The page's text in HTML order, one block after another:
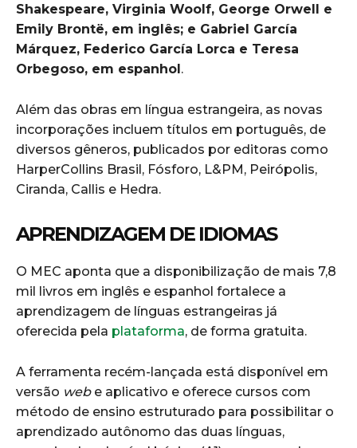
Shakespeare, Virginia Woolf, George Orwell e
Emily Brontë, em inglês; e Gabriel García
Márquez, Federico García Lorca e Teresa
Orbegoso, em espanhol.
Além das obras em língua estrangeira, as novas
incorporações incluem títulos em português, de
diversos gêneros, publicados por editoras como
HarperCollins Brasil, Fósforo, L&PM, Peirópolis,
Ciranda, Callis e Hedra.
APRENDIZAGEM DE IDIOMAS
O MEC aponta que a disponibilização de mais 7,8
mil livros em inglês e espanhol fortalece a
aprendizagem de línguas estrangeiras já
oferecida pela plataforma, de forma gratuita.
A ferramenta recém-lançada está disponível em
versão webe aplicativo e oferece cursos com
método de ensino estruturado para possibilitar o
aprendizado autônomo das duas línguas,